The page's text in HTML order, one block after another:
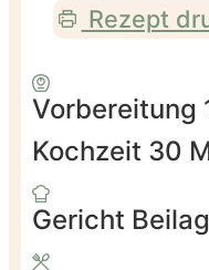
Rezept
Vorbereitung
Kochzeit 30
Gericht